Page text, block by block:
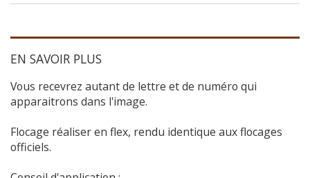
EN SAVOIR PLUS
Vous recevrez autant de lettre et de numéro qui
apparaitrons dans l'image.
Flocage réaliser en flex, rendu identique aux flocages
officiels.